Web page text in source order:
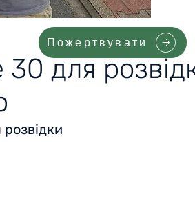
для
Пожертвувати